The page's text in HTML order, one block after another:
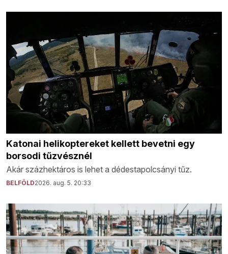
Katonai helikoptereket kellett bevetni egy
borsodi tűzvésznél
Akár százhektáros is lehet a dédestapolcsányi tűz.
BELFÖLD2026. aug. 5. 20:33